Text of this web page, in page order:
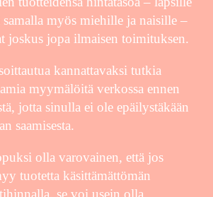
myös miehille ja naisille –
joskus jopa ilmaisen toimituksen.
kannattavaksi tutkia
myymälöitä verkossa ennen
jotta sinulla ei ole epäilystäkään
saamisesta.
olla varovainen, että jos
tuotetta käsittämättömän
se voi usein olla